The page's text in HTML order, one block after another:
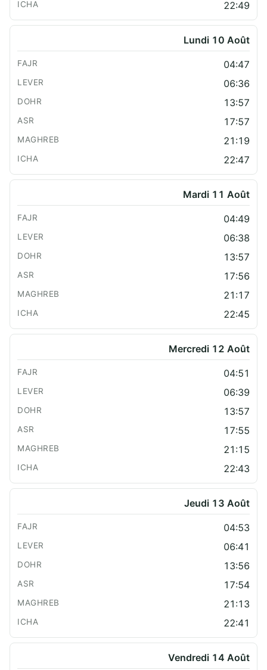
22:49
Lundi 10 Août
04:47
06:36
13:57
17:57
21:19
22:47
Mardi 11 Août
04:49
06:38
13:57
17:56
21:17
22:45
Mercredi 12 Août
04:51
06:39
13:57
17:55
21:15
22:43
Jeudi 13 Août
04:53
06:41
13:56
17:54
21:13
22:41
Vendredi 14 Août